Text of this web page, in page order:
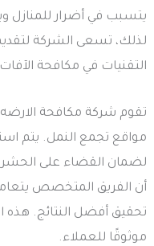
يتسبب في أضرار
لذلك، تسعى الشركة
التقنيات في مكافحة
تقوم شركة مكافحة
مواقع تجمع النمل. يتم
لضمان القضاء على
أن الفريق المتخصص
تحقيق أفضل النتائج. هذه
موثوقًا للعملاء.